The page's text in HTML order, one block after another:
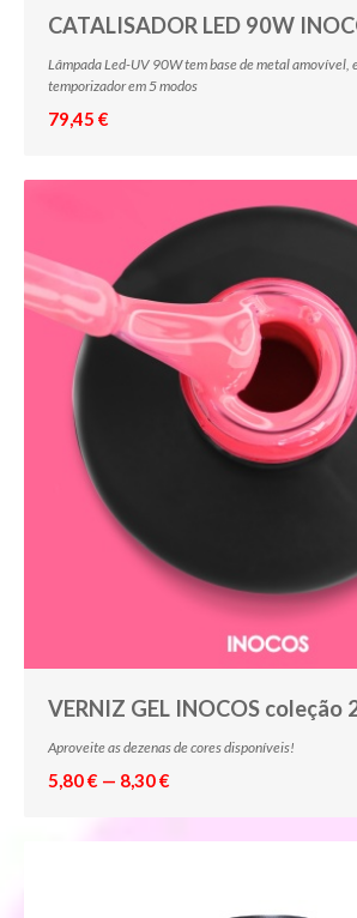
CATALISADOR LED 90W
Lâmpada Led-UV 90W tem base de metal amovível,
temporizador em 5 modos
79,45 €
VERNIZ GEL INOCOS coleção
Aproveite as dezenas de cores disponíveis!
5,80 € — 8,30 €